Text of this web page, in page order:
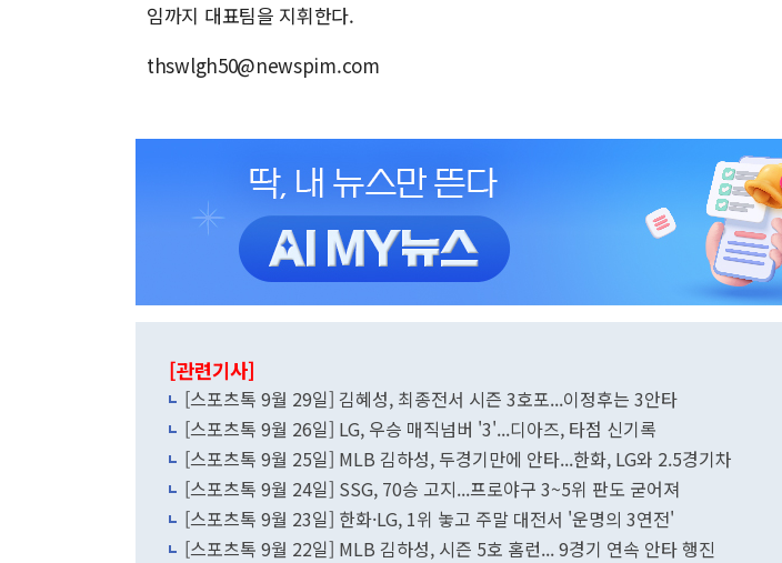
임까지 대표팀을 지휘한다.
thswlgh50@newspim.com
[관련기사]
[스포츠톡 9월 29일] 김혜성, 최종전서 시즌 3호포...이정후는 3안타
[스포츠톡 9월 26일] LG, 우승 매직넘버 '3'...디아즈, 타점 신기록
[스포츠톡 9월 25일] MLB 김하성, 두경기만에 안타...한화, LG와 2.5경기차
[스포츠톡 9월 24일] SSG, 70승 고지...프로야구 3~5위 판도 굳어져
[스포츠톡 9월 23일] 한화·LG, 1위 놓고 주말 대전서 '운명의 3연전'
[스포츠톡 9월 22일] MLB 김하성, 시즌 5호 홈런... 9경기 연속 안타 행진